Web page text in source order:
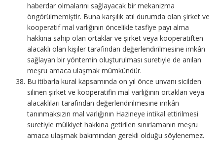
haberdar olmalarını sağlayacak bir mekanizma
öngörülmemiştir. Buna karşılık atıl durumda olan şirket ve
kooperatif mal varlığının öncelikle tasfiye payı alma
hakkına sahip olan ortaklar ve şirket veya kooperatiften
alacaklı olan kişiler tarafından değerlendirilmesine imkân
sağlayan bir yöntemin oluşturulması suretiyle de anılan
meşru amaca ulaşmak mümkündür.
Bu itibarla kural kapsamında on yıl önce unvanı sicilden
silinen şirket ve kooperatifin mal varlığının ortakları veya
alacaklıları tarafından değerlendirilmesine imkân
tanınmaksızın mal varlığının Hazineye intikal ettirilmesi
suretiyle mülkiyet hakkına getirilen sınırlamanın meşru
amaca ulaşmak bakımından gerekli olduğu söylenemez.